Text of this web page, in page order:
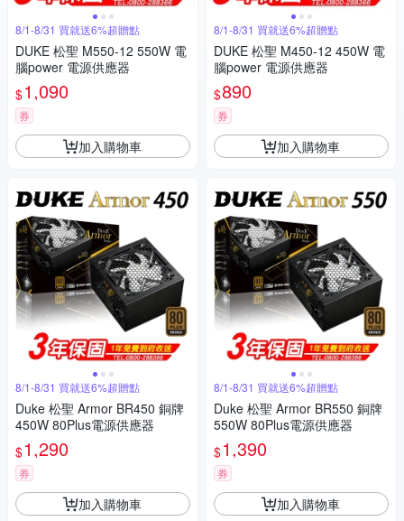
8/1-8/31 買就送6%超贈點
DUKE 松聖 M550-12 550W 電
腦power 電源供應器
$1,090
券
加入購物車
8/1-8/31 買就送6%超贈點
Duke 松聖 Armor BR450 銅牌
450W 80Plus電源供應器
$1,290
券
加入購物車
8/1-8/31 買就送6%超贈點
DUKE 松聖 M450-12 450W 電
腦power 電源供應器
$890
券
加入購物車
8/1-8/31 買就送6%超贈點
Duke 松聖 Armor BR550 銅牌
550W 80Plus電源供應器
$1,390
券
加入購物車